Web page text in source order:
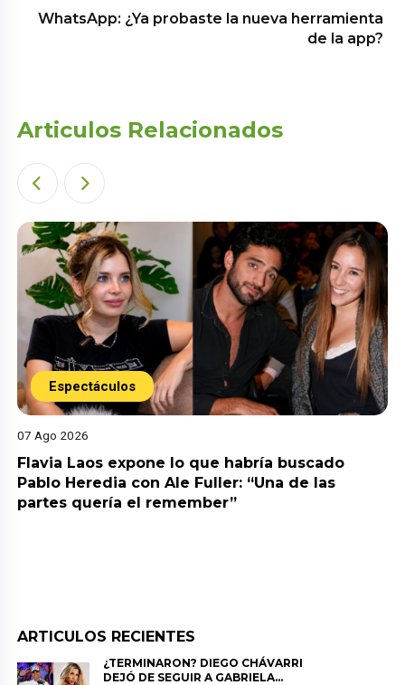
WhatsApp: ¿Ya probaste la nueva herramienta
de la app?
Articulos Relacionados
Espectáculos
07 Ago 2026
Flavia Laos expone lo que habría buscado
Pablo Heredia con Ale Fuller: “Una de las
partes quería el remember”
ARTICULOS RECIENTES
¿TERMINARON? DIEGO CHÁVARRI
DEJÓ DE SEGUIR A GABRIELA